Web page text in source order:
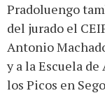
Pradoluengo
del jurado el
Antonio
y a la Escuela
los Picos en